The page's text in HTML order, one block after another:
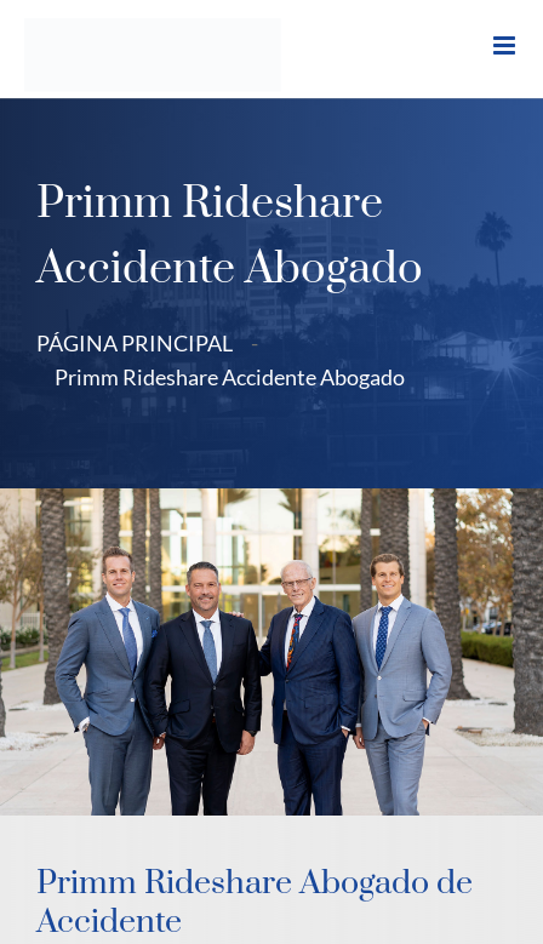
Primm Rideshare
Accidente Abogado
PÁGINA PRINCIPAL
-
Primm Rideshare Accidente Abogado
Primm Rideshare Abogado de
Accidente